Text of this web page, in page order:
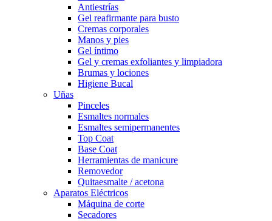
Antiestrías
Gel reafirmante para busto
Cremas corporales
Manos y pies
Gel íntimo
Gel y cremas exfoliantes y limpiadora
Brumas y lociones
Higiene Bucal
Uñas
Pinceles
Esmaltes normales
Esmaltes semipermanentes
Top Coat
Base Coat
Herramientas de manicure
Removedor
Quitaesmalte / acetona
Aparatos Eléctricos
Máquina de corte
Secadores